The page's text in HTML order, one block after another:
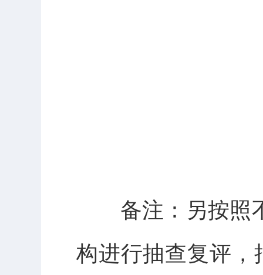
备注：另按照
构进行抽查复评，